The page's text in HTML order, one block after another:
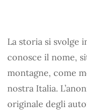
La storia si svolge
conosce il nome,
montagne, come
nostra Italia.
originale degli